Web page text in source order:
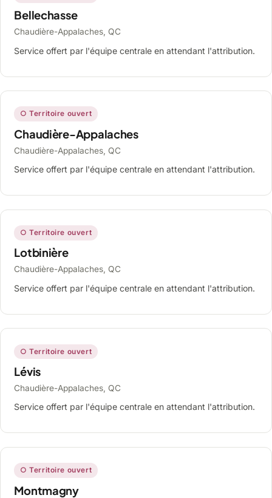
Bellechasse
Chaudière-Appalaches, QC
Service offert par l'équipe centrale en attendant l'attribution.
○ Territoire ouvert
Chaudière-Appalaches
Chaudière-Appalaches, QC
Service offert par l'équipe centrale en attendant l'attribution.
○ Territoire ouvert
Lotbinière
Chaudière-Appalaches, QC
Service offert par l'équipe centrale en attendant l'attribution.
○ Territoire ouvert
Lévis
Chaudière-Appalaches, QC
Service offert par l'équipe centrale en attendant l'attribution.
○ Territoire ouvert
Montmagny